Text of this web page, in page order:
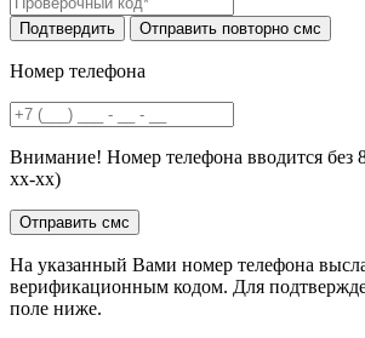
Номер телефона
Внимание! Номер телефона вводится без
хх-хх)
На указанный Вами номер телефона
верификационным кодом. Для
поле ниже.